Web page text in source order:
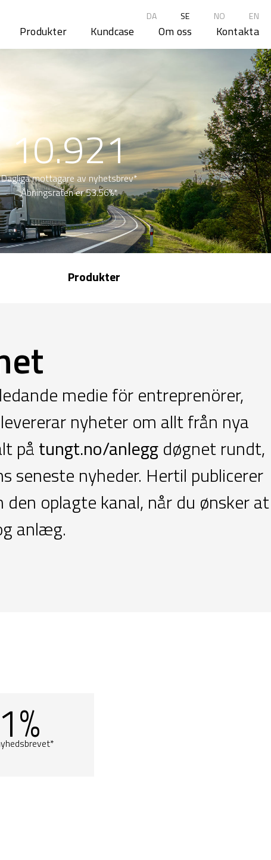
DA SE NO EN
Produkter Kundcase Om oss Kontakta
10.921
Dagliga mottagare av nyhetsbrev*
Åbningsraten er 53.56%*
Produkter
medie för entreprenörer,
nyheter om allt från nya
påtungt.no/anleggdøgnet rundt,
seneste nyheder. Hertil publicerer
oplagte kanal, når du ønsker at
anlæg.